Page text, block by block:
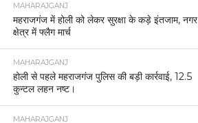
MAHARAJGANJ
महराजगंज में होली को लेकर सुरक्षा के कड़े इंतजाम, नगर
क्षेत्र में फ्लैग मार्च
MAHARAJGANJ
होली से पहले महराजगंज पुलिस की बड़ी कार्रवाई, 12.5
कुन्टल लहन नष्ट।
MAHARAJGANJ